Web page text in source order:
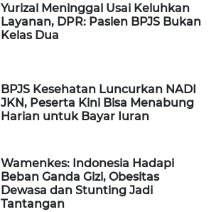
Yurizal Meninggal Usai Keluhkan
Layanan, DPR: Pasien BPJS Bukan
Kelas Dua
BPJS Kesehatan Luncurkan NADI
JKN, Peserta Kini Bisa Menabung
Harian untuk Bayar Iuran
Wamenkes: Indonesia Hadapi
Beban Ganda Gizi, Obesitas
Dewasa dan Stunting Jadi
Tantangan